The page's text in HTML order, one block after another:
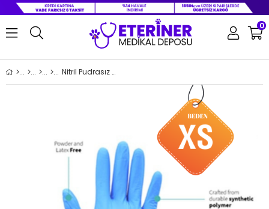
0
Nitril Pudrasız Muayene Eldiveni 100 lü Paket XS